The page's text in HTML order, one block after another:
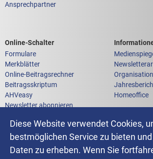
Diese Website verwendet Cookies,
bestmöglichen Service zu bieten
Daten zu erheben. Wenn Sie
Ansprechpartner
Links zum
Online-Schalter
Formulare
Merkblätter
Online-Beitragsrechner
Beitragsskriptum
AHVeasy
Newsletter abonnieren
Links zu
Organisation
Homeoffice
Impressum